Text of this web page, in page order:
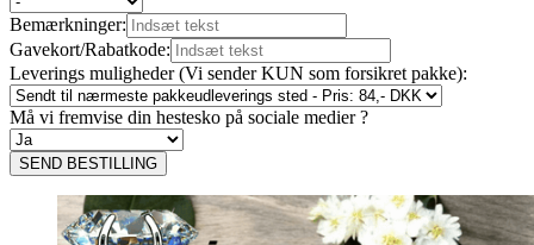
Bemærkninger:
Gavekort/Rabatkode:
Leverings muligheder (Vi sender KUN som forsikret pakke):
Må vi fremvise din hestesko på sociale medier ?
SEND BESTILLING